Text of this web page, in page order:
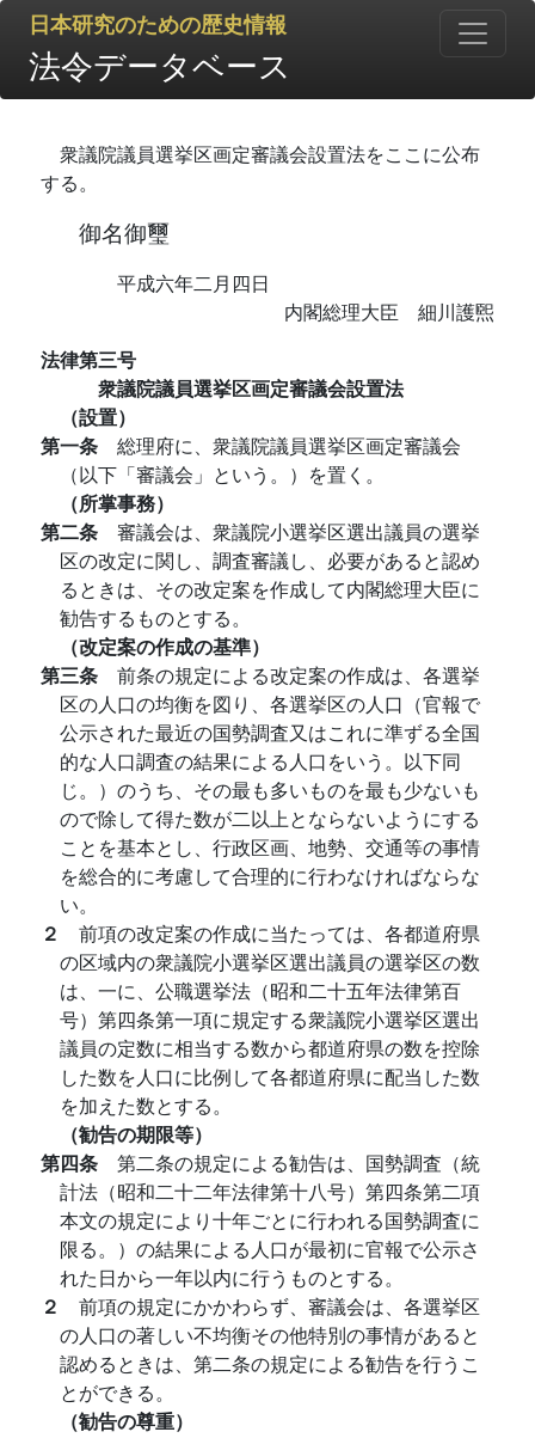
日本研究のための歴史情報
法令データベース
衆議院議員選挙区画定審議会設置法をここに公布
する。
御名御璽
平成六年二月四日
内閣総理大臣 細川護煕
法律第三号
衆議院議員選挙区画定審議会設置法
（設置）
第一条 総理府に、衆議院議員選挙区画定審議会
（以下「審議会」という。）を置く。
（所掌事務）
第二条 審議会は、衆議院小選挙区選出議員の選挙
区の改定に関し、調査審議し、必要があると認め
るときは、その改定案を作成して内閣総理大臣に
勧告するものとする。
（改定案の作成の基準）
第三条 前条の規定による改定案の作成は、各選挙
区の人口の均衡を図り、各選挙区の人口（官報で
公示された最近の国勢調査又はこれに準ずる全国
的な人口調査の結果による人口をいう。以下同
じ。）のうち、その最も多いものを最も少ないも
ので除して得た数が二以上とならないようにする
ことを基本とし、行政区画、地勢、交通等の事情
を総合的に考慮して合理的に行わなければならな
い。
２ 前項の改定案の作成に当たっては、各都道府県
の区域内の衆議院小選挙区選出議員の選挙区の数
は、一に、公職選挙法（昭和二十五年法律第百
号）第四条第一項に規定する衆議院小選挙区選出
議員の定数に相当する数から都道府県の数を控除
した数を人口に比例して各都道府県に配当した数
を加えた数とする。
（勧告の期限等）
第四条 第二条の規定による勧告は、国勢調査（統
計法（昭和二十二年法律第十八号）第四条第二項
本文の規定により十年ごとに行われる国勢調査に
限る。）の結果による人口が最初に官報で公示さ
れた日から一年以内に行うものとする。
２ 前項の規定にかかわらず、審議会は、各選挙区
の人口の著しい不均衡その他特別の事情があると
認めるときは、第二条の規定による勧告を行うこ
とができる。
（勧告の尊重）